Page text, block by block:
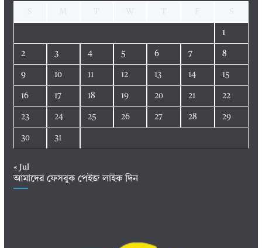
1
2 3 4 5 6 7 8
9 10 11 12 13 14 15
16 17 18 19 20 21 22
23 24 25 26 27 28 29
30 31
« Jul
আমাদের ফেসবুক পেইজ লাইক দিন